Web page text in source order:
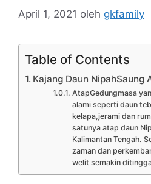
April 1, 2021 oleh gkfamily
Table of Contents
Kajang Daun NipahSaung
AtapGedungmasa
alami seperti daun
kelapa,jerami dan
satunya atap daun
Kalimantan Tengah.
zaman dan
welit semakin